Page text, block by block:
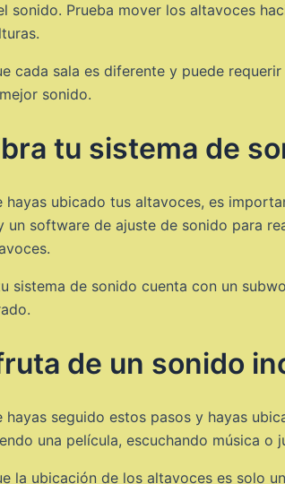
sonido. Prueba mover los altavoces
cada sala es diferente y puede
sonido.
tu sistema de
hayas ubicado tus altavoces, es
un software de ajuste de sonido para
sistema de sonido cuenta con un
de un sonido
hayas seguido estos pasos y hayas
una película, escuchando música
la ubicación de los altavoces es solo